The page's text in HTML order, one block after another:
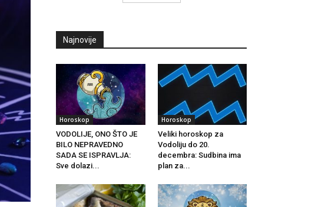
Najnovije
Horoskop
VODOLIJE, ONO ŠTO JE
BILO NEPRAVEDNO
SADA SE ISPRAVLJA:
Sve dolazi...
Horoskop
Veliki horoskop za
Vodoliju do 20.
decembra: Sudbina ima
plan za...